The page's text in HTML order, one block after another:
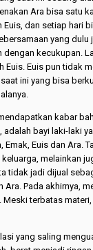
Ara bisa satu
Euis, dan setiap hari
yang dulu
dengan kecukupan.
Euis. Euis pun tidak
ini yang bisa
kabar
adalah bayi laki-laki
Euis dan Ara.
melainkan
tidak jadi dijual
Ara. Pada akhirnya,
Meski terbatas
yang saling